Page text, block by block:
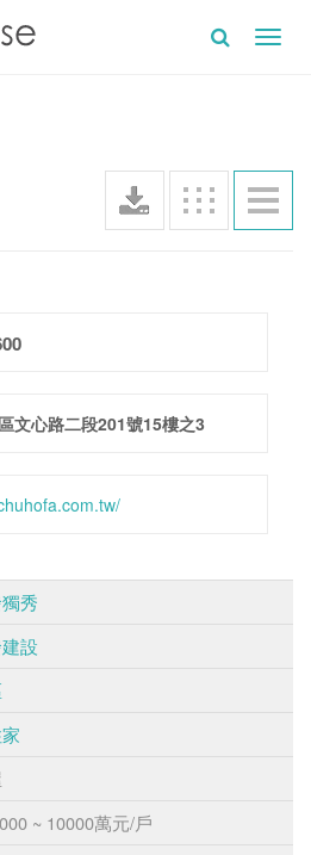
文心路二段201號15樓之3
秀
設
~ 10000萬元/戶